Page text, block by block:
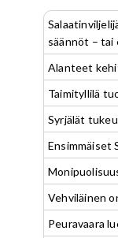
säännöt – tai
Alanteet
Taimityllilä
Syrjälät
Ensimmäiset
Vehviläinen
Peuravaara